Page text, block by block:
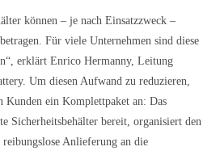
können – je nach Einsatzzweck –
Für viele Unternehmen sind diese
erklärt Enrico Hermanny, Leitung
Um diesen Aufwand zu reduzieren,
Kunden ein Komplettpaket an: Das
Sicherheitsbehälter bereit, organisiert den
Anlieferung an die